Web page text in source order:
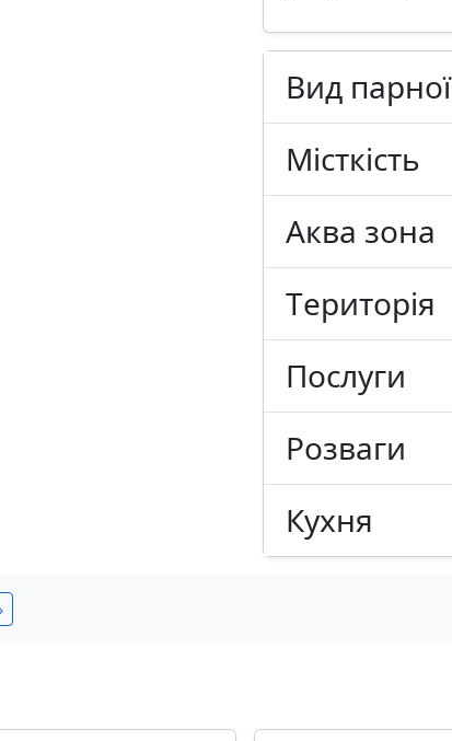
Вид парної
Місткість
Аква зона
Tериторія
Послуги
Розваги
Кухня